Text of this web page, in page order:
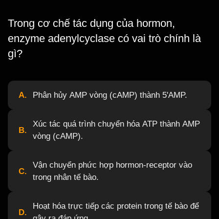
Trong cơ chế tác dụng của hormon,
enzyme adenylcyclase có vai trò chính là
gì?
A. Phân hủy AMP vòng (cAMP) thành 5'AMP.
B.
Xúc tác quá trình chuyển hóa ATP thành AMP
vòng (cAMP).
C.
Vận chuyển phức hợp hormon-receptor vào
trong nhân tế bào.
D.
Hoạt hóa trực tiếp các protein trong tế bào để